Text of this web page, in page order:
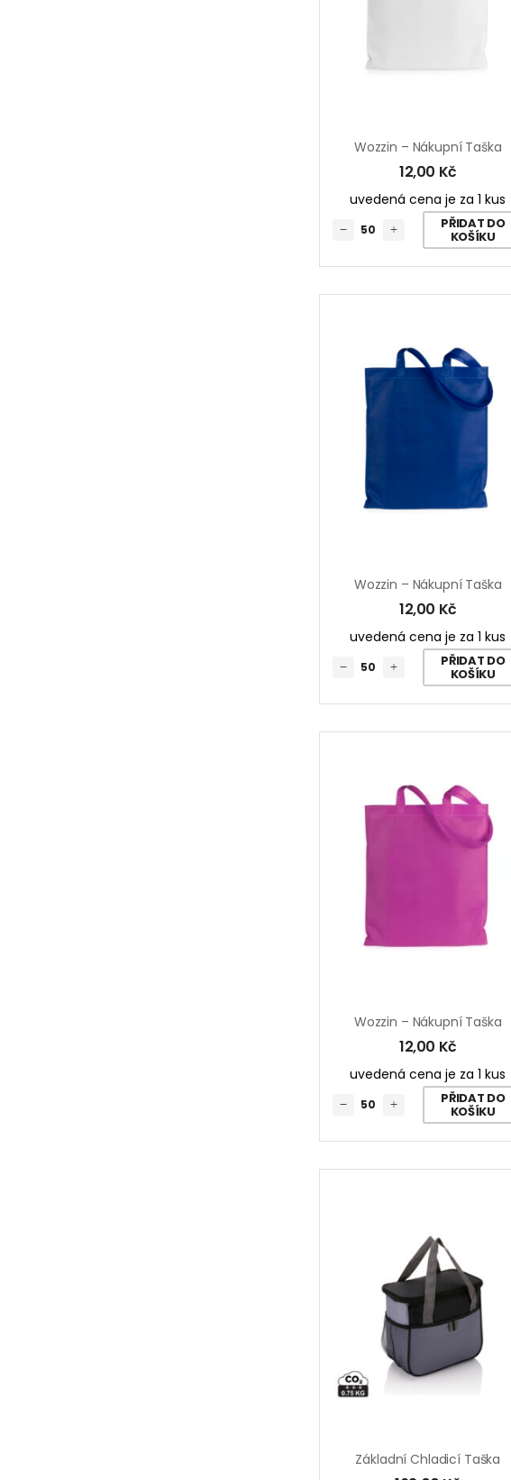
Wozzin – Nákupní Taška
12,00 Kč
uvedená cena je za 1 kus
PŘIDAT DO
KOŠÍKU
Wozzin – Nákupní Taška
12,00 Kč
uvedená cena je za 1 kus
PŘIDAT DO
KOŠÍKU
Wozzin – Nákupní Taška
12,00 Kč
uvedená cena je za 1 kus
PŘIDAT DO
KOŠÍKU
Základní Chladicí Taška